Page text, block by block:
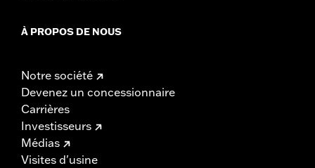
À PROPOS DE NOUS
Notre société
Devenez un concessionnaire
Carrières
Investisseurs
Médias
Visites d'usine